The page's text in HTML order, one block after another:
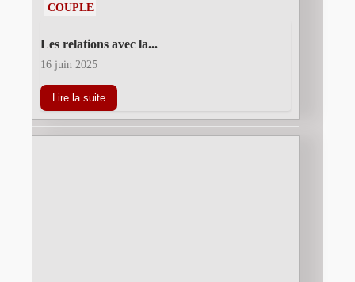
COUPLE
Les relations avec la...
16 juin 2025
Lire la suite